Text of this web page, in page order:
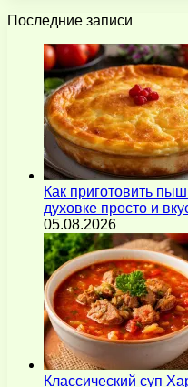
Последние записи
Как приготовить
духовке просто и
05.08.2026
Классический суп